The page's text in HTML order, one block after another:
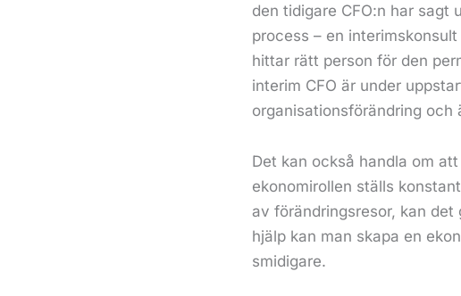
den tidigare CFO:n har sagt
process – en
hittar rätt person för den
interim CFO är under
organisationsförändring
Det kan också handla om
ekonomirollen ställs
av förändringsresor, kan det
hjälp kan man skapa en
smidigare.